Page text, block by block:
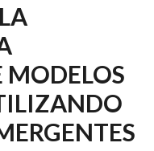
MODELOS